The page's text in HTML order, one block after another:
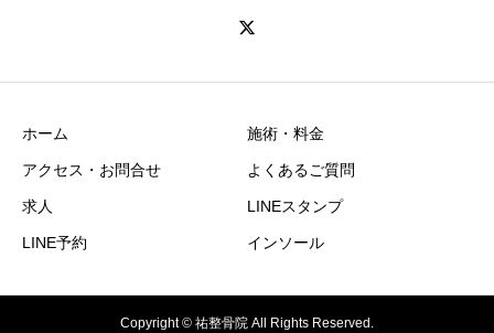
ホーム 施術・料金
アクセス・お問合せ よくあるご質問
求人 LINEスタンプ
LINE予約 インソール
Copyright © 祐整骨院 All Rights Reserved.